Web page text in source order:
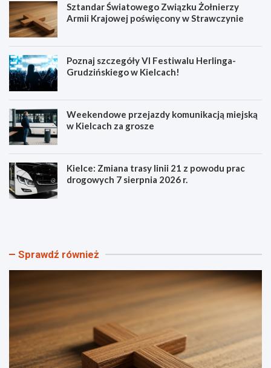
Sztandar Światowego Związku Żołnierzy
Armii Krajowej poświęcony w Strawczynie
Poznaj szczegóły VI Festiwalu Herlinga-
Grudzińskiego w Kielcach!
Weekendowe przejazdy komunikacją miejską
w Kielcach za grosze
Kielce: Zmiana trasy linii 21 z powodu prac
drogowych 7 sierpnia 2026 r.
S
d
i
t
w
P
j
e
ó
y
Sprawdź również